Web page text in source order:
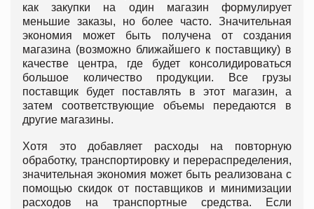
как закупки на один магазин формулирует
меньшие заказы, но более часто. Значительная
экономия может быть получена от создания
магазина (возможно ближайшего к поставщику) в
качестве центра, где будет консолидироваться
большое количество продукции. Все грузы
поставщик будет поставлять в этот магазин, а
затем соответствующие объемы передаются в
другие магазины.
Хотя это добавляет расходы на повторную
обработку, транспортировку и перераспределения,
значительная экономия может быть реализована с
помощью скидок от поставщиков и минимизации
расходов на транспортные средства. Если